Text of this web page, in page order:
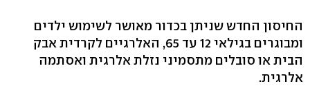
החיסון החדש שניתן בכדור מאושר לשימוש ילדים
ומבוגרים בגילאי 12 עד 65, האלרגיים לקרדית אבק
הבית או סובלים מתסמיני נזלת אלרגית ואסתמה
אלרגית.